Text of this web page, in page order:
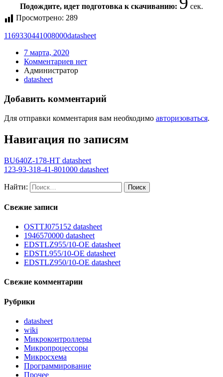
Подождите, идет подготовка к скачиванию:
сек.
Просмотрено: 289
1169330441008000datasheet
7 марта, 2020
Комментариев нет
Администратор
datasheet
Добавить комментарий
Для отправки комментария вам необходимо авторизоваться.
Навигация по записям
BU640Z-178-HT datasheet
123-93-318-41-801000 datasheet
Найти:
Свежие записи
OSTTJ075152 datasheet
1946570000 datasheet
EDSTLZ955/10-OE datasheet
EDSTL955/10-OE datasheet
EDSTLZ950/10-OE datasheet
Свежие комментарии
Рубрики
datasheet
wiki
Микроконтроллеры
Микропроцессоры
Микросхема
Программирование
Прочее